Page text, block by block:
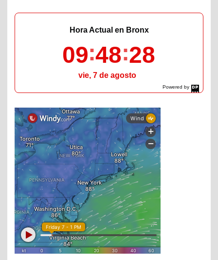
Powered by
DaysPedia.com
Hora Actual en Bronx
09 48 29
vie, 7 de agosto